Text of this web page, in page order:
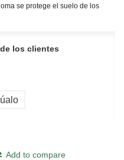
se protege el suelo de los
los clientes
Add to compare